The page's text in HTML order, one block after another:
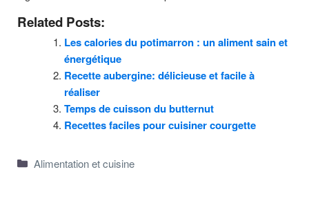
Related Posts:
Les calories du potimarron : un aliment sain et
énergétique
Recette aubergine: délicieuse et facile à
réaliser
Temps de cuisson du butternut
Recettes faciles pour cuisiner courgette
Categories
Alimentation et cuisine